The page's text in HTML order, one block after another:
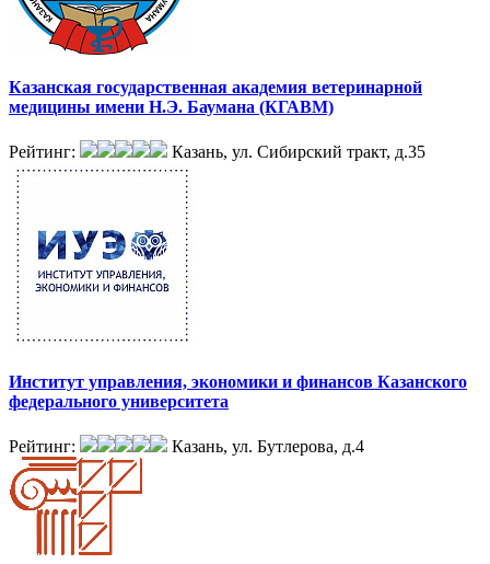
Казанская государственная академия ветеринарной
медицины имени Н.Э. Баумана (КГАВМ)
Рейтинг: Казань, ул. Сибирский тракт, д.35
Институт управления, экономики и финансов Казанского
федерального университета
Рейтинг: Казань, ул. Бутлерова, д.4